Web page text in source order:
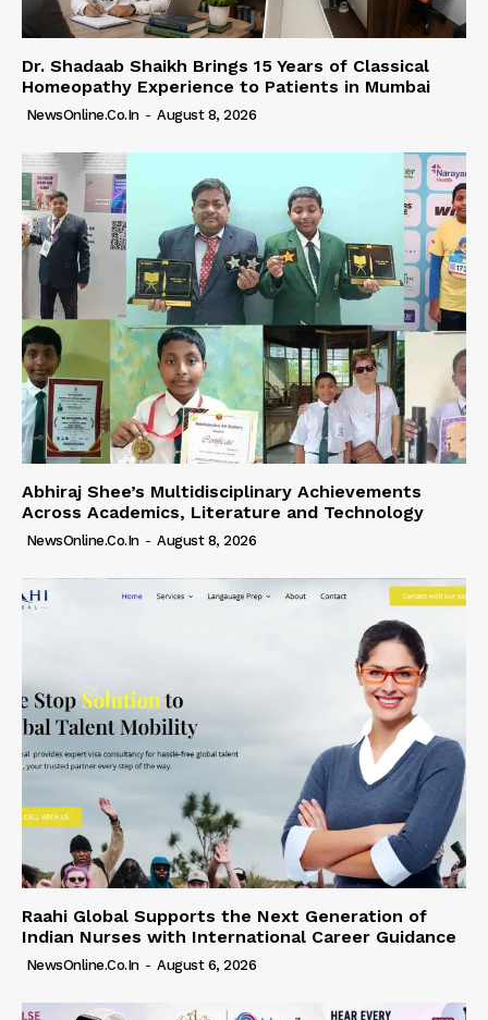
Dr. Shadaab Shaikh Brings 15 Years of Classical
Homeopathy Experience to Patients in Mumbai
NewsOnline.co.in - August 8, 2026
Abhiraj Shee’s Multidisciplinary Achievements
Across Academics, Literature and Technology
NewsOnline.co.in - August 8, 2026
Raahi Global Supports the Next Generation of
Indian Nurses with International Career Guidance
NewsOnline.co.in - August 6, 2026